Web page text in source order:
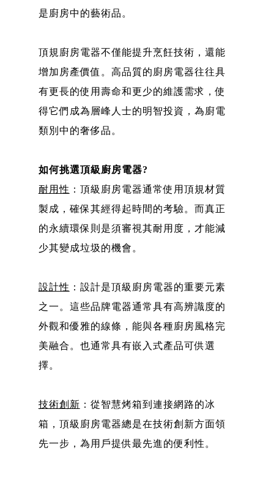
是廚房中的藝術品。
頂規廚房電器不僅能提升烹飪技術，還能
增加房產價值。高品質的廚房電器往往具
有更長的使用壽命和更少的維護需求，使
得它們成為層峰人士的明智投資，為廚電
類別中的奢侈品。
如何挑選頂級廚房電器?
耐用性 ：頂級廚房電器通常使用頂規材質
製成，確保其經得起時間的考驗。而真正
的永續環保則是須審視其耐用度，才能減
少其變成垃圾的機會。
設計性 ：設計是頂級廚房電器的重要元素
之一。這些品牌電器通常具有高辨識度的
外觀和優雅的線條，能與各種廚房風格完
美融合。也通常具有嵌入式產品可供選
擇。
技術創新 ：從智慧烤箱到連接網路的冰
箱，頂級廚房電器總是在技術創新方面領
先一步，為用戶提供最先進的便利性。